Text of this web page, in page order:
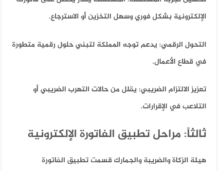
الإلكترونية بشكل فوري وسهل التخزين أو الاسترجاع.
التحول الرقمي: يدعم توجه المملكة لتبني حلول رقمية متطورة
في قطاع الأعمال.
تعزيز الالتزام الضريبي: يقلل من حالات التهرب الضريبي أو
التلاعب في الإقرارات.
ثالثاً: مراحل تطبيق الفاتورة الإلكترونية
هيئة الزكاة والضريبة والجمارك قسمت تطبيق الفاتورة